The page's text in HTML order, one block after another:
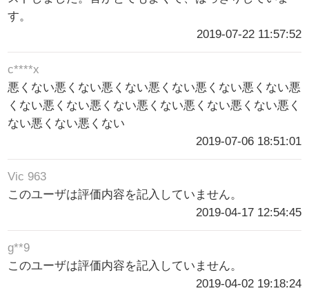
す。
2019-07-22 11:57:52
c****x
悪くない悪くない悪くない悪くない悪くない悪くない悪
くない悪くない悪くない悪くない悪くない悪くない悪く
ない悪くない悪くない
2019-07-06 18:51:01
Vic 963
このユーザは評価内容を記入していません。
2019-04-17 12:54:45
g**9
このユーザは評価内容を記入していません。
2019-04-02 19:18:24